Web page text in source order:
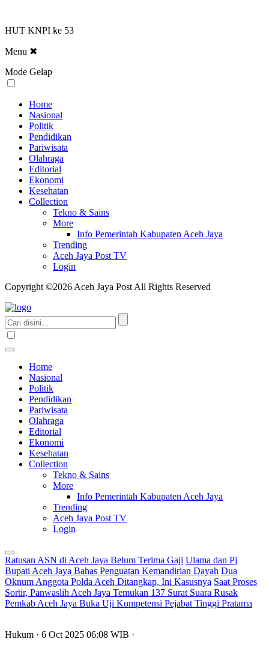
HUT KNPI ke 53
Menu ✖
Mode Gelap
Home
Nasional
Politik
Pendidikan
Pariwisata
Olahraga
Editorial
Ekonomi
Kesehatan
Collection
Tekno & Sains
More
Info Pemerintah Kabupaten Aceh Jaya
Trending
Aceh Jaya Post TV
Login
Copyright ©2026 Aceh Jaya Post All Rights Reserved
Home
Nasional
Politik
Pendidikan
Pariwisata
Olahraga
Editorial
Ekonomi
Kesehatan
Collection
Tekno & Sains
More
Info Pemerintah Kabupaten Aceh Jaya
Trending
Aceh Jaya Post TV
Login
Ratusan ASN di Aceh Jaya Belum Terima Gaji Ulama dan Pj
Bupati Aceh Jaya Bahas Penguatan Kemandirian Dayah Dua
Oknum Anggota Polda Aceh Ditangkap, Ini Kasusnya Saat Proses
Sortir, Panwaslih Aceh Jaya Temukan 137 Surat Suara Rusak
Pemkab Aceh Jaya Buka Uji Kompetensi Pejabat Tinggi Pratama
Hukum · 6 Oct 2025 06:08 WIB ·